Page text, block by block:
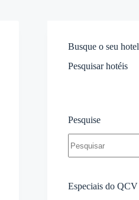
Busque o seu hotel
Pesquisar hotéis
Pesquise
resultados
Especiais do QCV